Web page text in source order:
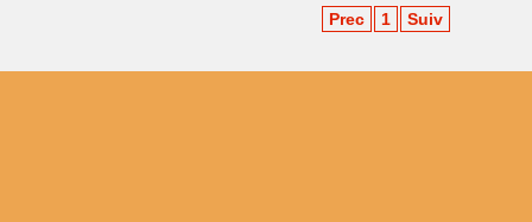
Prec 1 Suiv